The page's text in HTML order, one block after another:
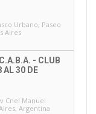
Urbano, Paseo
Aires
- CLUB
AL 30 DE
Cnel Manuel
Argentina